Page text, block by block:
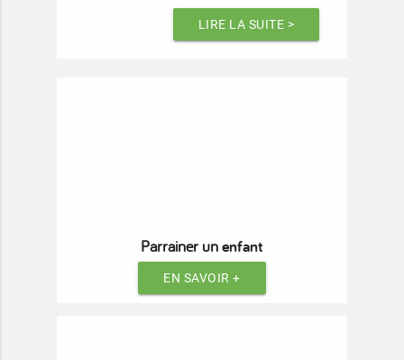
LIRE LA SUITE >
Parrainer unenfant
EN SAVOIR +